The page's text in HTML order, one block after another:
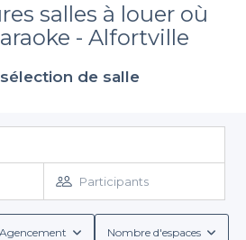
salles à louer où
- Alfortville
de salle
Participants
Agencement Nombre d'espaces